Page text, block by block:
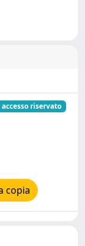
accesso riservato
copia